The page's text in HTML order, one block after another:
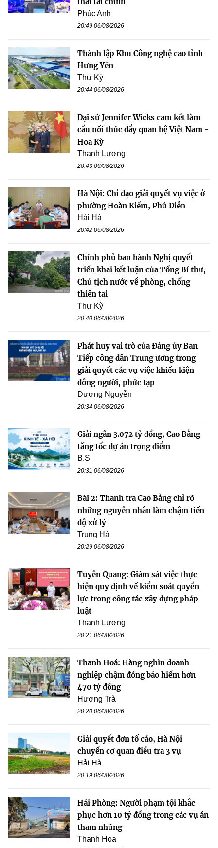
thái tài chính
Phúc Anh
20:49 06/08/2026
Thành lập Khu Công nghệ cao tỉnh
Hưng Yên
Thư Kỳ
20:44 06/08/2026
Đại sứ Jennifer Wicks cam kết làm
cầu nối thúc đẩy quan hệ Việt Nam -
Hoa Kỳ
Thanh Lương
20:43 06/08/2026
Hà Nội: Chỉ đạo giải quyết vụ việc ở
phường Hoàn Kiếm, Phú Diễn
Hải Hà
20:42 06/08/2026
Chính phủ ban hành Nghị quyết
triển khai kết luận của Tổng Bí thư,
Chủ tịch nước về phòng, chống
thiên tai
Thư Kỳ
20:40 06/08/2026
Phát huy vai trò của Đảng ủy Ban
Tiếp công dân Trung ương trong
giải quyết các vụ việc khiếu kiện
đông người, phức tạp
Dương Nguyễn
20:34 06/08/2026
Giải ngân 3.072 tỷ đồng, Cao Bằng
tăng tốc dự án trọng điểm
B.S
20:31 06/08/2026
Bài 2: Thanh tra Cao Bằng chỉ rõ
những nguyên nhân làm chậm tiến
độ xử lý
Trung Hà
20:29 06/08/2026
Tuyên Quang: Giám sát việc thực
hiện quy định về kiểm soát quyền
lực trong công tác xây dựng pháp
luật
Thanh Lương
20:21 06/08/2026
Thanh Hoá: Hàng nghìn doanh
nghiệp chậm đóng bảo hiểm hơn
470 tỷ đồng
Hương Trà
20:20 06/08/2026
Giải quyết đơn tố cáo, Hà Nội
chuyển cơ quan điều tra 3 vụ
Hải Hà
20:19 06/08/2026
Hải Phòng: Người phạm tội khắc
phục hơn 10 tỷ đồng trong các vụ án
tham nhũng
Thanh Hoa